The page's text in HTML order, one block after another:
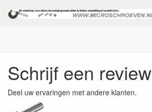
Schrijf een review
Deel uw ervaringen met andere klanten.